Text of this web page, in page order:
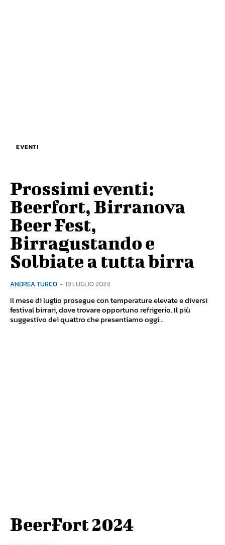
EVENTI
Prossimi eventi:
Beerfort, Birranova
Beer Fest,
Birragustando e
Solbiate a tutta birra
ANDREA TURCO - 19 LUGLIO 2024
Il mese di luglio prosegue con temperature elevate e diversi
festival birrari, dove trovare opportuno refrigerio. Il più
suggestivo dei quattro che presentiamo oggi...
BeerFort 2024